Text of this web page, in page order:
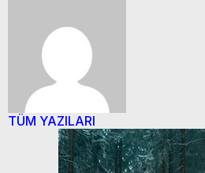
TÜM YAZILARI